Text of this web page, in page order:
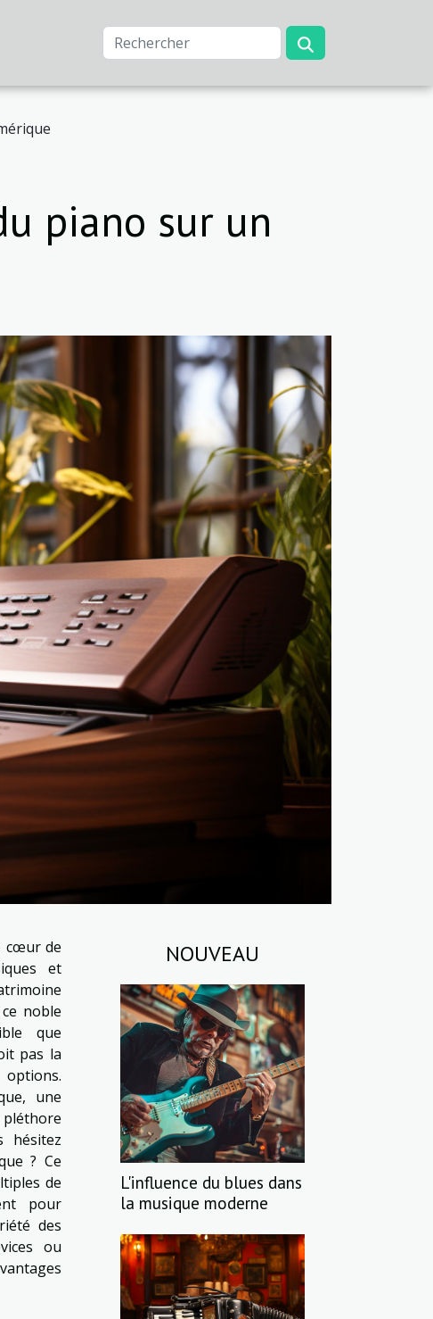
piano sur un
cœur de
et
noble
que
pas la
une
hésitez
? Ce
de
pour
des
ou
NOUVEAU
L'influence du blues dans
la musique moderne